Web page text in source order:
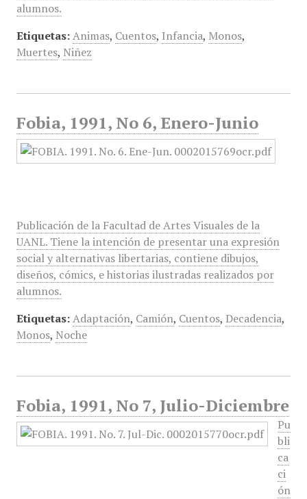
alumnos.
Etiquetas: Animas, Cuentos, Infancia, Monos,
Muertes, Niñez
Fobia, 1991, No 6, Enero-Junio
Publicación de la Facultad de Artes Visuales de la
UANL. Tiene la intención de presentar una expresión
social y alternativas libertarias, contiene dibujos,
diseños, cómics, e historias ilustradas realizados por
alumnos.
Etiquetas: Adaptación, Camión, Cuentos, Decadencia,
Monos, Noche
Fobia, 1991, No 7, Julio-Diciembre
Pu
bli
ca
ci
ón